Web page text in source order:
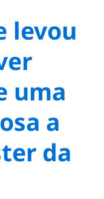
levou
uma
a
da